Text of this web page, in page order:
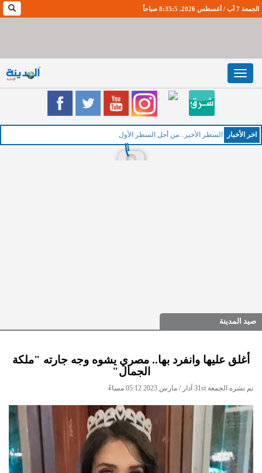
الجمعة 7 آب / أغسطس 2026. 8:35:6 صباحاً
Toggle
navigation
اخر اﻷخبار
صيد المدينة
أغلق عليها وانفرد بها.. مصري يشوه وجه جارته "ملكة
الجمال"
تم نشره الجمعة 31st آذار / مارس 2023 05:12 مساءً